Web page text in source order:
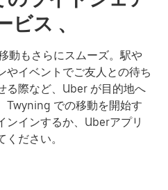
ス 、
動もさらにスムーズ。駅や
やイベントでご友人との待ち
る際など、Uber が目的地へ
Twyning での移動を開始す
ンインするか、Uberアプリ
ださい。